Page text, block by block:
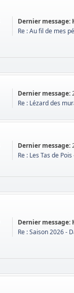
Dernier message:
Re : Au fil de mes
Dernier message:
Re : Lézard des
Dernier message:
Re : Les Tas de Pois
Dernier message:
Re : Saison 2026 -